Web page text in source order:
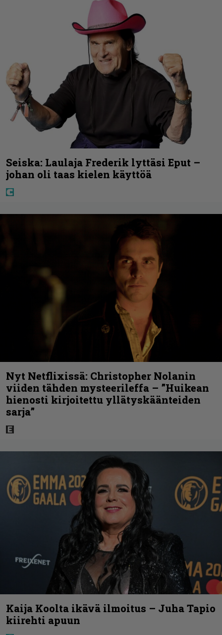
Seiska: Laulaja Frederik lyttäsi Eput –
johan oli taas kielen käyttöä
Nyt Netflixissä: Christopher Nolanin
viiden tähden mysteerileffa – ”Huikean
hienosti kirjoitettu yllätyskäänteiden
sarja”
Kaija Koolta ikävä ilmoitus – Juha Tapio
kiirehti apuun